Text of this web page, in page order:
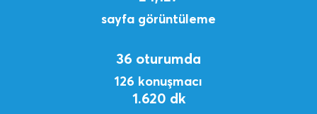
sayfa görüntüleme
36 oturumda
126 konuşmacı
1.620 dk